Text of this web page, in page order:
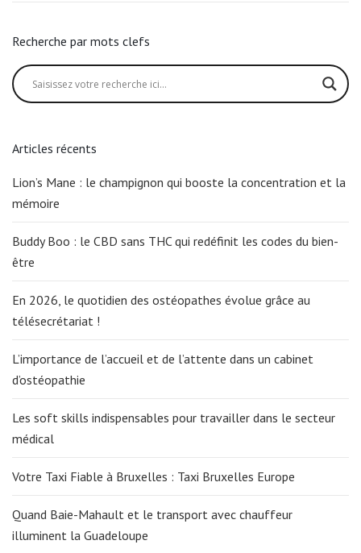
Recherche par mots clefs
Articles récents
Lion’s Mane : le champignon qui booste la concentration et la
mémoire
Buddy Boo : le CBD sans THC qui redéfinit les codes du bien-
être
En 2026, le quotidien des ostéopathes évolue grâce au
télésecrétariat !
L’importance de l’accueil et de l’attente dans un cabinet
d’ostéopathie
Les soft skills indispensables pour travailler dans le secteur
médical
Votre Taxi Fiable à Bruxelles : Taxi Bruxelles Europe
Quand Baie-Mahault et le transport avec chauffeur
illuminent la Guadeloupe